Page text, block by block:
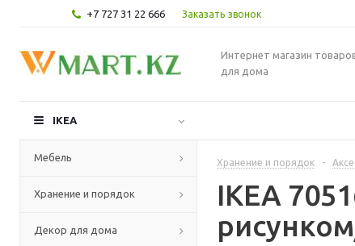
+7 727 31 22 666 Заказать звонок
Интернет магазин
для дома
IKEA
Мебель
Хранение и порядок
Декор для дома
Хранение и порядок -
IKEA